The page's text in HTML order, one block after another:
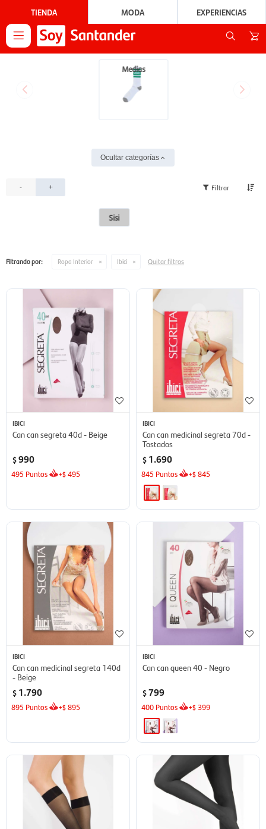
TIENDA MODA EXPERIENCIAS

Medias
Ocultar categorías
- +
Sisi
Filtrando por: Ropa Interior Ibici Quitar filtros
IBICI
Can can segreta 40d - Beige
$990
495 Puntos +$495
IBICI
Can can medicinal segreta 70d -
Tostados
$ 1.690
845 Puntos +$845
IBICI
Can can medicinal segreta 140d
- Beige
$ 1.790
895 Puntos +$895
IBICI
Can can queen 40 - Negro
$799
400 Puntos +$ 399